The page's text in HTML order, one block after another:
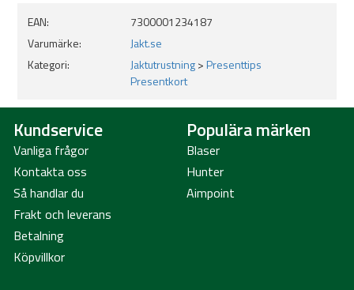
EAN:
7300001234187
Varumärke:
Jakt.se
Kategori:
Jaktutrustning>Presenttips
Presentkort
Kundservice
Vanliga frågor
Kontakta oss
Så handlar du
Frakt och leverans
Betalning
Köpvillkor
Populära märken
Blaser
Hunter
Aimpoint